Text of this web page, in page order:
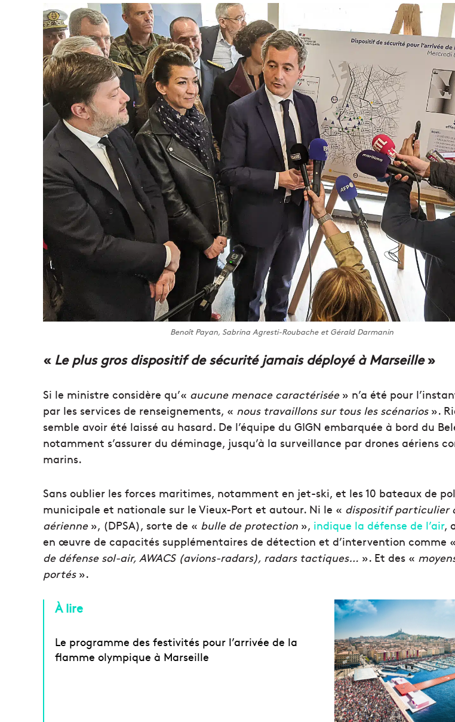
Benoît Payan, Sabrina Agresti-Roubache et Gérald Darmanin
« Le plus gros dispositif de sécurité jamais déployé à Marseille»
Si le ministre considère qu’« aucune menace caractérisée» n’a été pour
par les services de renseignements, « nous travaillons sur tous les scénarios».
semble avoir été laissé au hasard. De l’équipe du GIGN embarquée à bord du
notamment s’assurer du déminage, jusqu’à la surveillance par drones aériens
marins.
Sans oublier les forces maritimes, notamment en jet-ski, et les 10 bateaux de
municipale et nationale sur le Vieux-Port et autour. Ni le « dispositif particulier
aérienne», (DPSA), sorte de « bulle de protection », indique la défense de l’air,
en œuvre de capacités supplémentaires de détection et d’intervention comme «
de défense sol-air, AWACS (avions-radars), radars tactiques… ». Et des «
portés».
À lire
Le programme des festivités pour l’arrivée de la
flamme olympique à Marseille